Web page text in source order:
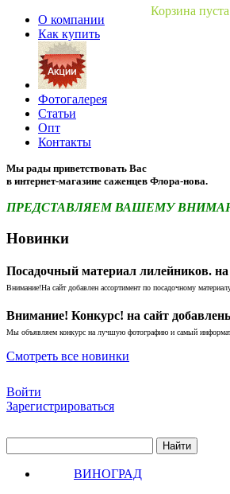
Корзина пуста
О компании
Как купить
Фотогалерея
Статьи
Опт
Контакты
Мы рады приветствовать Вас
в интернет-магазине саженцев Флора-нова.
ПРЕДСТАВЛЯЕМ ВАШЕМУ
Новинки
Посадочный материал лилейников.
Внимание!На сайт добавлен ассортимент по посадочному
Внимание! Конкурс! на сайт
Мы объявляем конкурс на лучшую фотографию и самый
Смотреть все новинки
Войти
Зарегистрироваться
ВИНОГРАД